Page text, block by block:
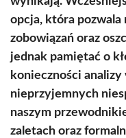
opcja, która pozwala
zobowiązań oraz
jednak pamiętać o
konieczności
nieprzyjemnych
naszym
zaletach oraz